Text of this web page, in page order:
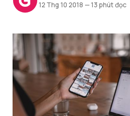
12 Thg 10 2018 —13 phút đọc